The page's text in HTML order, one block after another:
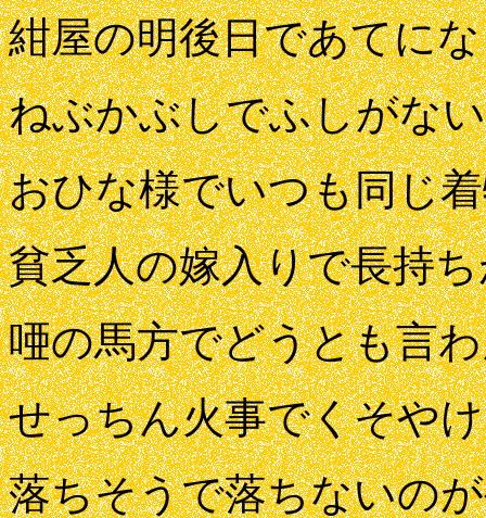
紺屋の明後日であてに
ねぶかぶしでふしがない
おひな様でいつも同じ
貧乏人の嫁入りで長持
唖の馬方でどうとも言
せっちん火事でくそや
落ちそうで落ちないの